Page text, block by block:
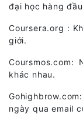
đại học hàng
Coursera.org :
giới.
khác nhau.
ngày qua email